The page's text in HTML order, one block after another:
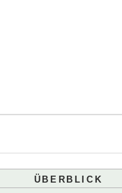
ÜBERBLICK